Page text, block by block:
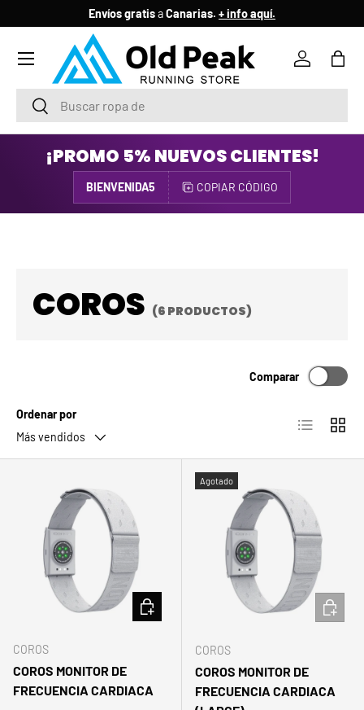
IR AL CONTENIDO
Envíos gratisaCanarias. + info aquí.
BuscarBuscar
Iniciar
Menú
¡PROMO 5% NUEVOS CLIENTES!
BIENVENIDA5 COPIAR CÓDIGO
COROS (6 PRODUCTOS)
Ordenar por
Más vendidos
Comparar
Lista
COROS
COROS MONITOR DE
FRECUENCIA CARDIACA
AÑADIR AL CARRITO
Agotado
COROS
COROS MONITOR DE
FRECUENCIA CARDIACA